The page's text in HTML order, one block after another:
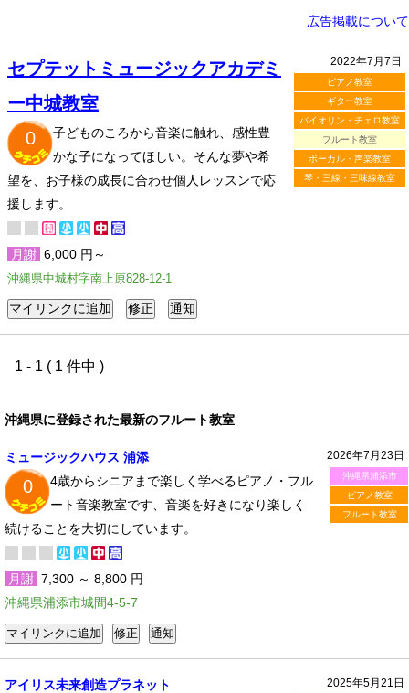
広告掲載について
2022年7月7日
ピアノ教室
ギター教室
バイオリン・チェロ教室
フルート教室
ボーカル・声楽教室
琴・三線・三味線教室
セプテットミュージックアカデミ
ー中城教室
0
子どものころから音楽に触れ、感性豊
かな子になってほしい。そんな夢や希
望を、お子様の成長に合わせ個人レッスンで応
援します。
月謝 6,000 円～
沖縄県中城村字南上原828-12-1
1 - 1 ( 1 件中 )
沖縄県に登録された最新のフルート教室
2026年7月23日
沖縄県浦添市
ピアノ教室
フルート教室
ミュージックハウス 浦添
0
4歳からシニアまで楽しく学べるピアノ・フル
ート音楽教室です、音楽を好きになり楽しく
続けることを大切にしています。
月謝 7,300 ～ 8,800 円
沖縄県浦添市城間4-5-7
2025年5月21日
アイリス未来創造プラネット